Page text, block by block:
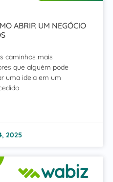
ABRIR UM NEGÓCIO
caminhos mais
que alguém pode
uma ideia em um
2025